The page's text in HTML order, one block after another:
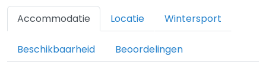
Accommodatie Locatie Wintersport
Beschikbaarheid Beoordelingen